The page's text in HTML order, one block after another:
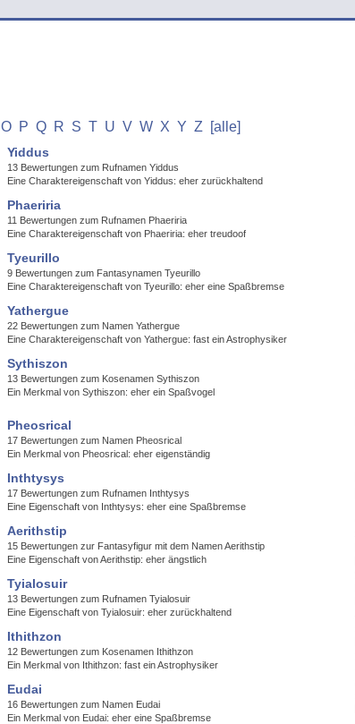
O P Q R S T U V W X Y Z [alle]
Yiddus
13 Bewertungen zum Rufnamen Yiddus
Eine Charaktereigenschaft von Yiddus: eher zurückhaltend
Phaeriria
11 Bewertungen zum Rufnamen Phaeriria
Eine Charaktereigenschaft von Phaeriria: eher treudoof
Tyeurillo
9 Bewertungen zum Fantasynamen Tyeurillo
Eine Charaktereigenschaft von Tyeurillo: eher eine Spaßbremse
Yathergue
22 Bewertungen zum Namen Yathergue
Eine Charaktereigenschaft von Yathergue: fast ein Astrophysiker
Sythiszon
13 Bewertungen zum Kosenamen Sythiszon
Ein Merkmal von Sythiszon: eher ein Spaßvogel
Pheosrical
17 Bewertungen zum Namen Pheosrical
Ein Merkmal von Pheosrical: eher eigenständig
Inthtysys
17 Bewertungen zum Rufnamen Inthtysys
Eine Eigenschaft von Inthtysys: eher eine Spaßbremse
Aerithstip
15 Bewertungen zur Fantasyfigur mit dem Namen Aerithstip
Eine Eigenschaft von Aerithstip: eher ängstlich
Tyialosuir
13 Bewertungen zum Rufnamen Tyialosuir
Eine Eigenschaft von Tyialosuir: eher zurückhaltend
Ithithzon
12 Bewertungen zum Kosenamen Ithithzon
Ein Merkmal von Ithithzon: fast ein Astrophysiker
Eudai
16 Bewertungen zum Namen Eudai
Ein Merkmal von Eudai: eher eine Spaßbremse